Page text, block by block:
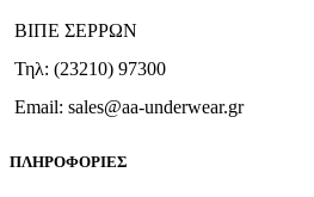
μπορούν
επιλεγούν
στη
σελίδα
προϊόντος
ΒΙΠΕ ΣΕΡΡΩΝ
Τηλ: (23210) 97300
Email: sales@aa-underwear.gr
ΠΛΗΡΟΦΟΡΙΕΣ